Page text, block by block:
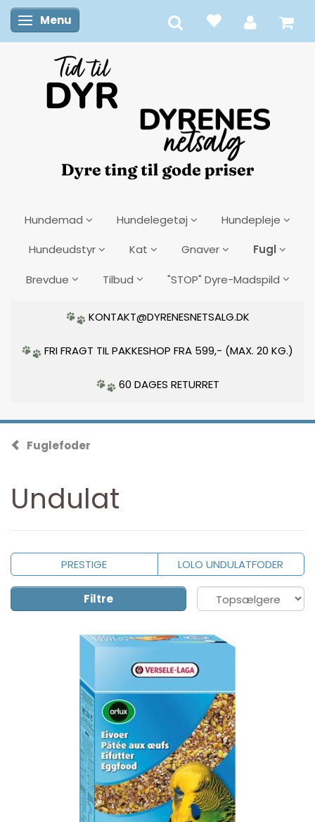
Skifte navigation
Menu
Hundemad Hundelegetøj Hundepleje
Hundeudstyr Kat Gnaver Fugl
Brevdue Tilbud "STOP" Dyre-Madspild
KONTAKT@DYRENESNETSALG.DK
FRI FRAGT TIL PAKKESHOP FRA 599,- (MAX. 20 KG.)
60 DAGES RETURRET
Fuglefoder
Undulat
PRESTIGE LOLO UNDULATFODER
Filtre